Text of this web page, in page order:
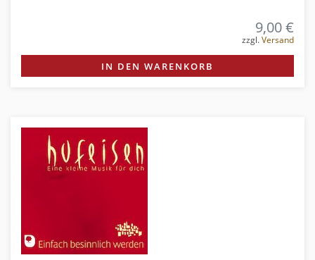
9,00 €
zzgl.Versand
IN DEN WARENKORB